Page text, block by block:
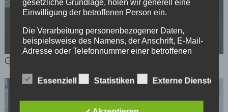
Gesund in Haft – Videoprojekt
gesetzliche Grundlage, holen wir generell eine
Einwilligung der betroffenen Person ein.
Die Verarbeitung personenbezogener Daten,
beispielsweise des Namens, der Anschrift, E-Mail-
Adresse oder Telefonnummer einer betroffenen
Übereinstimmung mit den für uns geltenden
Mittels dieser Datenschutzerklärung möchte unser
Essenziell Statistiken Externe Dienste